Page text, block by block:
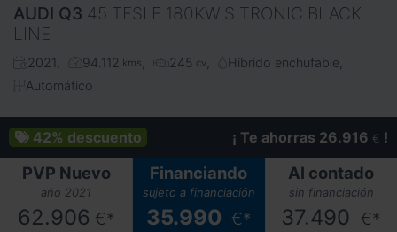
AUDI Q3 45 TFSI E 180KW S TRONIC BLACK
LINE
2021 94.112 kms 245 cv
Híbrido enchufable
Automático
42% descuento ¡ Te ahorras 26.916 € !
PVP Nuevo
año 2021
62.906 €*
Financiando
sujeto a financiación
35.990 €*
Al contado
sin financiación
37.490 €*